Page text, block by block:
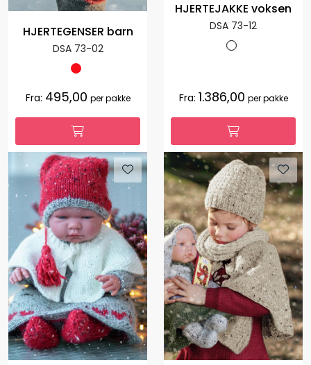
HJERTEGENSER barn
DSA 73-02
Fra: 495,00 per pakke
HJERTEJAKKE voksen
DSA 73-12
Fra: 1.386,00 per pakke